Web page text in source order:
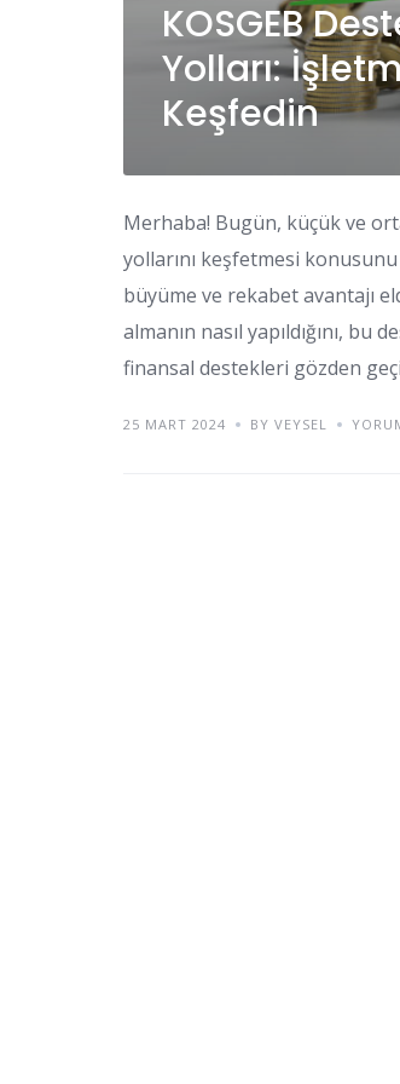
KOSGEB
Yolları:
Keşfedin
Merhaba! Bugün, küçük ve
yollarını keşfetmesi
büyüme ve rekabet avantajı
almanın nasıl yapıldığını,
finansal destekleri gözden
25 MART 2024 BY VEYSEL